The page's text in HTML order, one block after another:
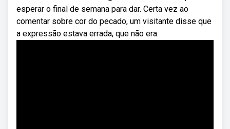
esperar o final de semana para dar. Certa vez ao
comentar sobre cor do pecado, um visitante disse que
a expressão estava errada, que não era.